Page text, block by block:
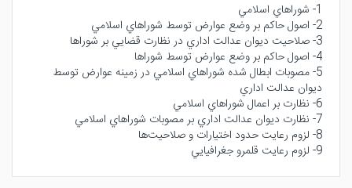
1- شوراهاي اسلامي
2- اصول حاكم بر وضع عوارض توسط شوراهاي اسلامي
3- صلاحيت ديوان عدالت اداري در نظارت قضايي بر شوراها
4- اصول حاكم بر وضع عوارض توسط شوراها
5- مصوبات ابطال شده شوراهاي اسلامي در زمينه عوارض توسط
ديوان عدالت اداري
6- نظارت بر اعمال شوراهاي اسلامي
7- نظارت ديوان عدالت اداري بر مصوبات شوراهاي اسلامي
8- لزوم رعايت حدود اختيارات و صلاحيت‌ها
9- لزوم رعايت قلمرو جغرافيايي